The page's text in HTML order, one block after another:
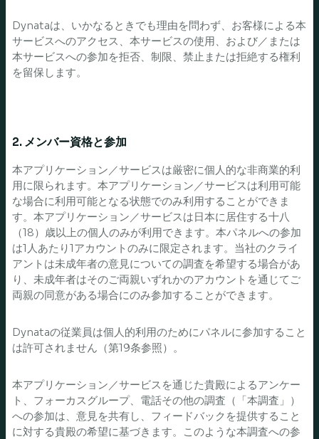
Dynataは、いかなるときでも理由を問わず、お客様による本
サービスへのアクセス、本サービスの使用、および／または
本サービスへの参加を拒否、制限、禁止または拒絶する権利
を留保します。
2. メンバー資格と参加
本アプリケーション／サービスは厳密に個人的な非商業的利
用に限られます。本アプリケーション／サービスは利用可能
な場合に利用可能となる状態でのみ利用することができま
す。本アプリケーション／サービスは日本に居住する十八
（18）歳以上の個人のみが利用できます。本パネルへの参加
は1人あたり1アカウントのみに限定されます。当社のクライ
アントは未成年者の意見についての調査を希望する場合があ
り、未成年者はそのご両親いずれかのアカウントを通じてご
両親の同意がある場合にのみ参加することができます。
Dynataの従業員は個人的利用のためにパネルに参加すること
は許可されません（第19条参照）。
本アプリケーション／サービスを通じた貴殿によるアンケー
ト、フォーカスグループ、電話その他の調査（「本調査」）
への参加は、意見を共有し、フィードバックを提供すること
に対する貴殿の希望に基づきます。このような本調査への参